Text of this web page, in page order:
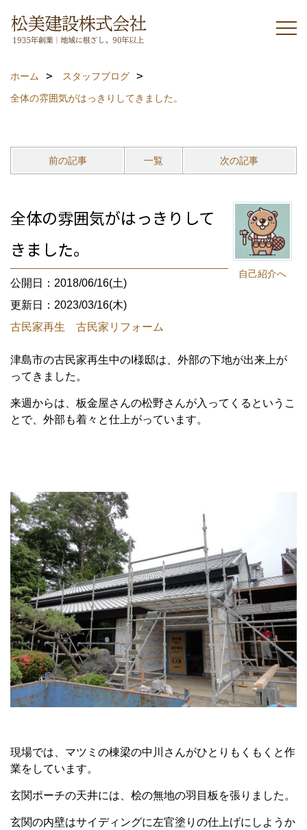
ホーム
スタッフブログ
全体の雰囲気がはっきりしてきました。
前の記事 一覧 次の記事
自己紹介へ
全体の雰囲気がはっきりして
きました。
公開日：2018/06/16(土)
更新日：2023/03/16(木)
古民家再生 古民家リフォーム
津島市の古民家再生中のI様邸は、外部の下地が出来上が
ってきました。
来週からは、板金屋さんの松野さんが入ってくるというこ
とで、外部も着々と仕上がっています。
現場では、マツミの棟梁の中川さんがひとりもくもくと作
業をしています。
玄関ポーチの天井には、桧の無地の羽目板を張りました。
玄関の内壁はサイディングに左官塗りの仕上げにしようか